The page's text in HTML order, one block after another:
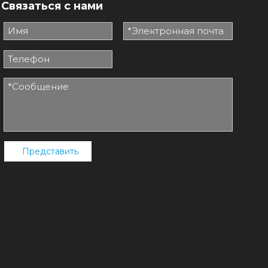
Связаться с нами
Представить